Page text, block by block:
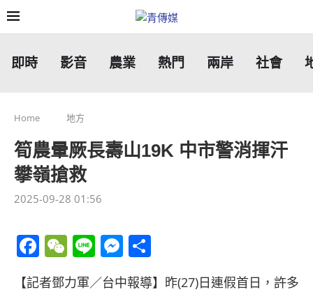
即時 影音 農業 熱門 兩岸 社會
Home 地方
筍農暈厥長壽山19K 中市警消揮汗
攀嶺搶救
2025-09-28 01:56
Facebook
WeChat
LineMessenger
享
【記者鄧力軍／台中報導】昨(27)日連假首日，許多